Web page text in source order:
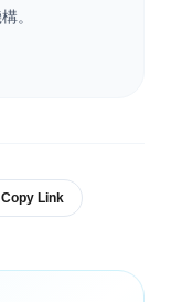
。
Copy Link